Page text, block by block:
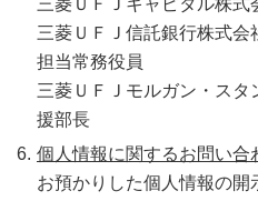
三菱ＵＦＪキャピタル株
三菱ＵＦＪ信託銀行株式
担当常務役員
三菱ＵＦＪモルガン・ス
援部長
個人情報に関するお問い合
お預かりした個人情報の開